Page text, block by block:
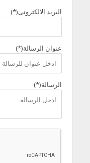
البريد الالكترونى(*)
عنوان الرسالة(*)
الرسالة(*)